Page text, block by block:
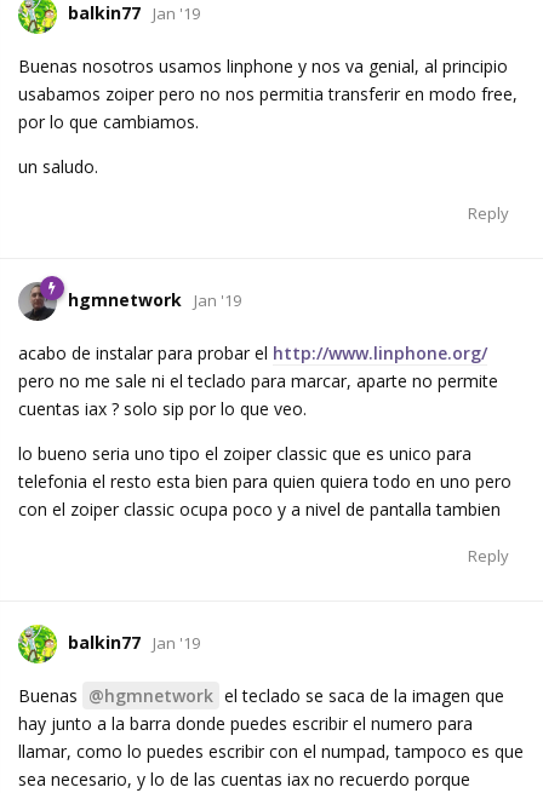
balkin77 Jan '19
Buenas nosotros usamos linphone y nos va genial, al principio
usabamos zoiper pero no nos permitia transferir en modo free,
por lo que cambiamos.
un saludo.
Reply
hgmnetwork Jan '19
acabo de instalar para probar el http://www.linphone.org/
pero no me sale ni el teclado para marcar, aparte no permite
cuentas iax ? solo sip por lo que veo.
lo bueno seria uno tipo el zoiper classic que es unico para
telefonia el resto esta bien para quien quiera todo en uno pero
con el zoiper classic ocupa poco y a nivel de pantalla tambien
Reply
balkin77 Jan '19
Buenas @hgmnetwork el teclado se saca de la imagen que
hay junto a la barra donde puedes escribir el numero para
llamar, como lo puedes escribir con el numpad, tampoco es que
sea necesario, y lo de las cuentas iax no recuerdo porque